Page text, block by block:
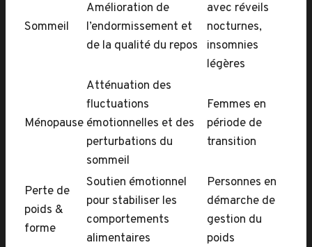
Sommeil
Amélioration de
l’endormissement et
de la qualité du repos
avec réveils
nocturnes,
insomnies
légères
Ménopause
Atténuation des
fluctuations
émotionnelles et des
perturbations du
sommeil
Femmes en
période de
transition
Perte de
poids &
forme
Soutien émotionnel
pour stabiliser les
comportements
alimentaires
Personnes en
démarche de
gestion du
poids